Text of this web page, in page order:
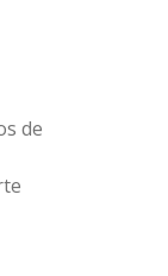
de